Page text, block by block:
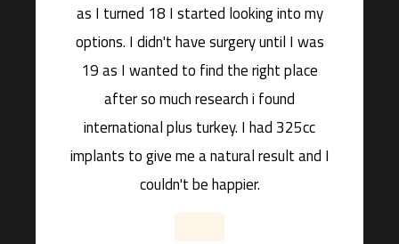
as I turned 18 I started looking into my
options. I didn't have surgery until I was
19 as I wanted to find the right place
after so much research i found
international plus turkey. I had 325cc
implants to give me a natural result and I
couldn't be happier.